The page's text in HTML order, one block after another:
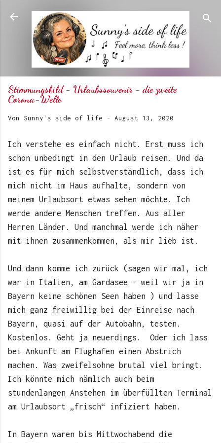
Direkt zum Hauptbereich
Stimmungsbild - Urlaubssouvenir - die zweite
Corona-Welle
Von Sunny's side of life - August 13, 2020
Ich verstehe es einfach nicht. Erst muss ich
schon unbedingt in den Urlaub reisen. Und da
ist es für mich selbstverständlich, dass ich
mich nicht im Haus aufhalte, sondern von
meinem Urlaubsort etwas sehen möchte. Ich
werde andere Menschen treffen. Aus aller
Herren Länder. Und manchmal werde ich näher
mit ihnen zusammenkommen, als mir lieb ist.
Und dann komme ich zurück (sagen wir mal, ich
war in Italien, am Gardasee – weil wir ja in
Bayern keine schönen Seen haben ) und lasse
mich ganz freiwillig bei der Einreise nach
Bayern, quasi auf der Autobahn, testen.
Kostenlos. Geht ja neuerdings.
Oder ich lass
bei Ankunft am Flughafen einen Abstrich
machen. Was zweifelsohne brutal viel bringt.
Ich könnte mich nämlich auch beim
stundenlangen Anstehen im überfüllten Terminal
am Urlaubsort „frisch“ infiziert haben.
In Bayern waren bis Mittwochabend die